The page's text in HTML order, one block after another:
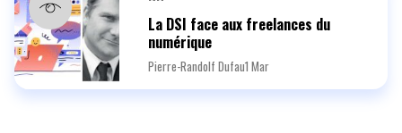
La DSI face aux freelances du
numérique
Pierre-Randolf Dufau1 Mar